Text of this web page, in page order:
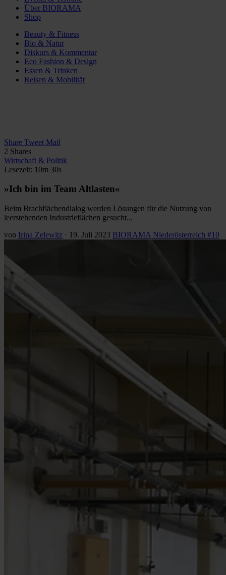
Über BIORAMA
Shop
Beauty & Fitness
Bio & Natur
Diskurs & Kommentar
Eco Fashion & Design
Essen & Trinken
Reisen & Mobilität
Share Tweet Mail
2 Shares
Wirtschaft & Politik
Lesezeit: 10m 30s
»Ich bin im Team Altlasten«
Beim Brachflächendialog werden Lösungen für die Nutzung von
leerstehenden Industrieflächen gesucht...
von Irina Zelewitz · 19. Juli 2023 BIORAMA Niederösterreich #10